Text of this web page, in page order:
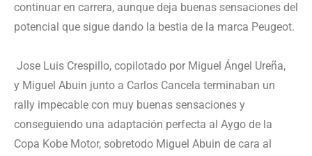
continuar en carrera, aunque deja buenas sensaciones del
potencial que sigue dando la bestia de la marca Peugeot.
Jose Luis Crespillo, copilotado por Miguel Ángel Ureña,
y Miguel Abuin junto a Carlos Cancela terminaban un
rally impecable con muy buenas sensaciones y
conseguiendo una adaptación perfecta al Aygo de la
Copa Kobe Motor, sobretodo Miguel Abuin de cara al